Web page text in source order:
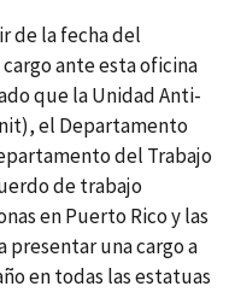
de la fecha del
ante esta oficina
que la Unidad Anti-
el Departamento
del Trabajo
de trabajo
en Puerto Rico y las
presentar una cargo a
en todas las estatuas